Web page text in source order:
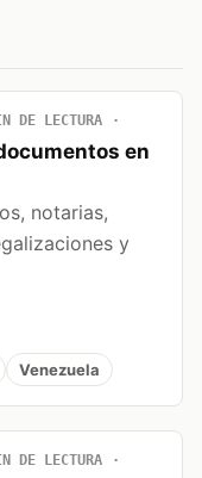
DE LECTURA
en
notarias,
y
Venezuela
DE LECTURA